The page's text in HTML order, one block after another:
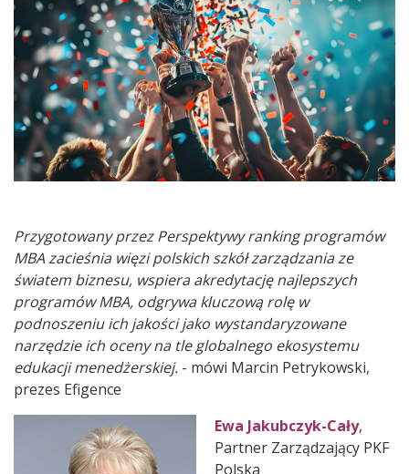
Przygotowany przez Perspektywy ranking programów
MBA zacieśnia więzi polskich szkół zarządzania ze
światem biznesu, wspiera akredytację najlepszych
programów MBA, odgrywa kluczową rolę w
podnoszeniu ich jakości jako wystandaryzowane
narzędzie ich oceny na tle globalnego ekosystemu
edukacji menedżerskiej. - mówi Marcin Petrykowski,
prezes Efigence
Ewa Jakubczyk-Cały,
Partner Zarządzający PKF
Polska